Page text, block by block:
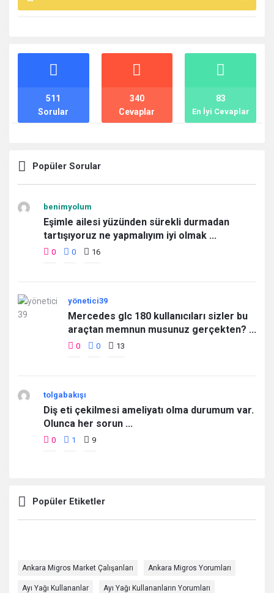
İstatistikler
Sorular
511
Cevaplar
340
En İyi Cevaplar
83
Popüler Sorular
benimyolum
Eşimle ailesi yüzünden sürekli durmadan
tartışıyoruz ne yapmalıyım iyi olmak ...
0 0 16
yönetici39
Mercedes glc 180 kullanıcıları sizler bu
araçtan memnun musunuz gerçekten? ...
0 0 13
tolgabakışı
Diş eti çekilmesi ameliyatı olma durumum var.
Olunca her sorun ...
0 1 9
Popüler Etiketler
Ankara Migros Market Çalışanları Ankara Migros Yorumları
Ayı Yağı Kullananlar Ayı Yağı Kullananların Yorumları